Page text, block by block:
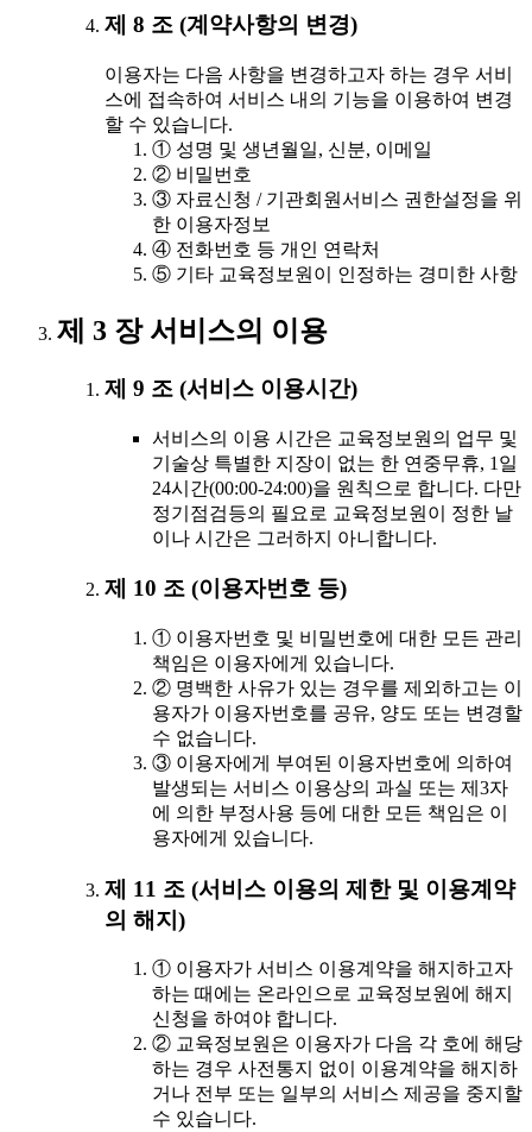
제 8 조 (계약사항의 변경)
이용자는 다음 사항을 변경하고자 하는 경우 서비
스에 접속하여 서비스 내의 기능을 이용하여 변경
할 수 있습니다.
① 성명 및 생년월일, 신분, 이메일
② 비밀번호
③ 자료신청 / 기관회원서비스 권한설정을 위
한 이용자정보
④ 전화번호 등 개인 연락처
⑤ 기타 교육정보원이 인정하는 경미한 사항
제 3 장 서비스의 이용
제 9 조 (서비스 이용시간)
서비스의 이용 시간은 교육정보원의 업무 및
기술상 특별한 지장이 없는 한 연중무휴, 1일
24시간(00:00-24:00)을 원칙으로 합니다. 다만
정기점검등의 필요로 교육정보원이 정한 날
이나 시간은 그러하지 아니합니다.
제 10 조 (이용자번호 등)
① 이용자번호 및 비밀번호에 대한 모든 관리
책임은 이용자에게 있습니다.
② 명백한 사유가 있는 경우를 제외하고는 이
용자가 이용자번호를 공유, 양도 또는 변경할
수 없습니다.
③ 이용자에게 부여된 이용자번호에 의하여
발생되는 서비스 이용상의 과실 또는 제3자
에 의한 부정사용 등에 대한 모든 책임은 이
용자에게 있습니다.
제 11 조 (서비스 이용의 제한 및 이용계약
의 해지)
① 이용자가 서비스 이용계약을 해지하고자
하는 때에는 온라인으로 교육정보원에 해지
신청을 하여야 합니다.
② 교육정보원은 이용자가 다음 각 호에 해당
하는 경우 사전통지 없이 이용계약을 해지하
거나 전부 또는 일부의 서비스 제공을 중지할
수 있습니다.